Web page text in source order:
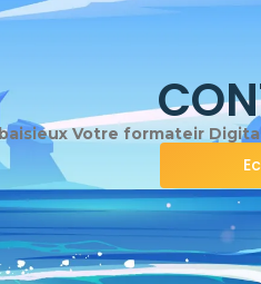
Votre formateir